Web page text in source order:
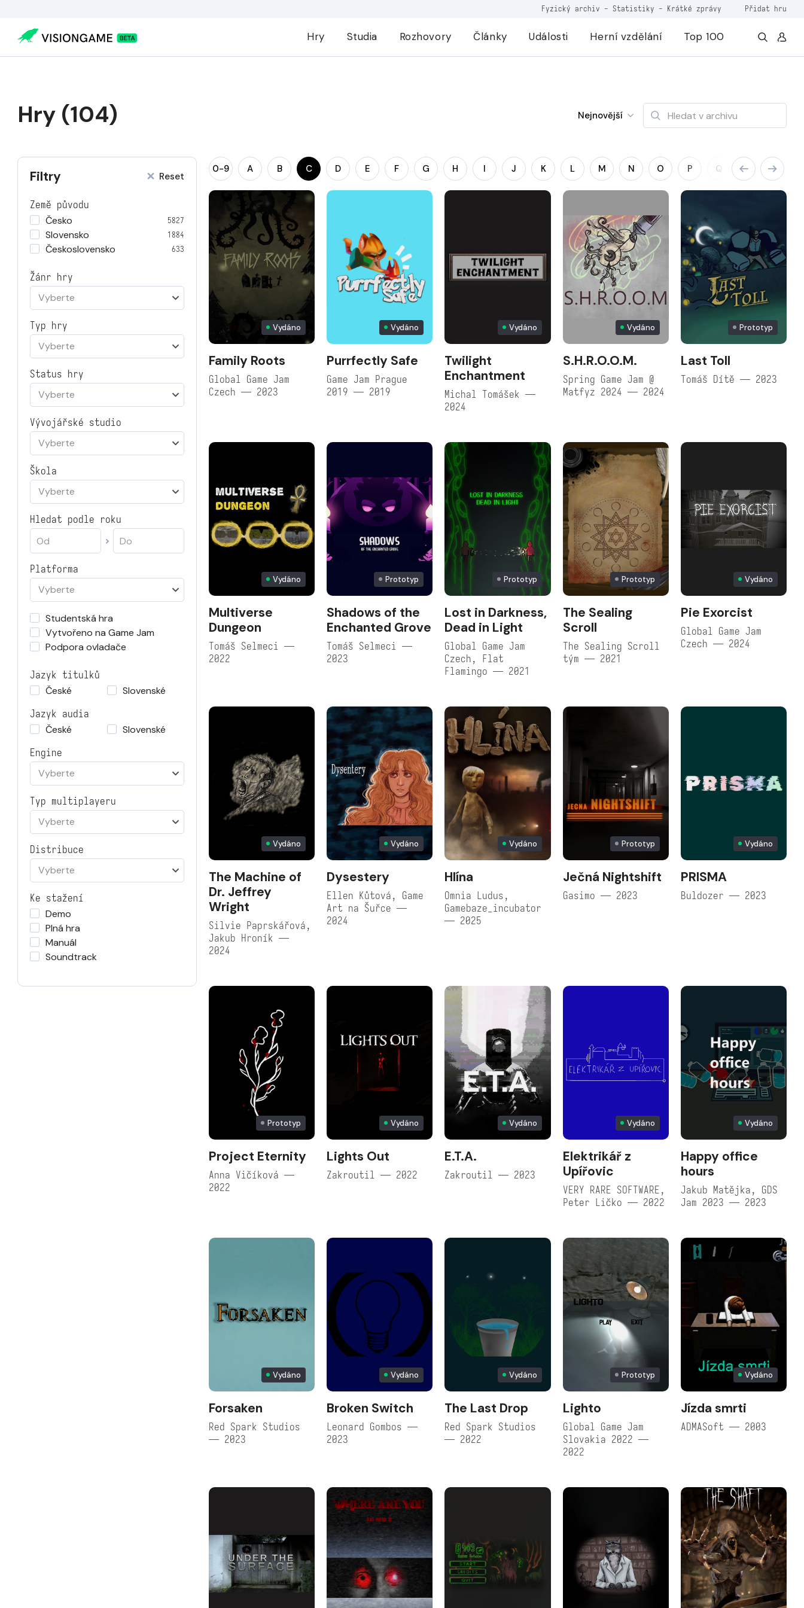
Fyzický archiv - Statistiky - Krátké zprávy Přidat hru
Hry Studia Rozhovory Články Události Herní vzdělání Top 100
Hry (104) Nejnovější
Filtry Reset
Země původu
Česko
5827
Slovensko 1884
Československo 633
Žánr hry
Vyberte
Typ hry
Vyberte
Status hry
Vyberte
Vývojářské studio
Vyberte
Škola
Vyberte
Hledat podle roku
Platforma
Vyberte
Studentská hra
Vytvořeno na Game Jam
Podpora ovladače
Jazyk titulků
České
Slovenské
Jazyk audia
České
Slovenské
Engine
Vyberte
Typ multiplayeru
Vyberte
Distribuce
Vyberte
Ke stažení
Demo
Plná hra
Manuál
Soundtrack
0-9 A B C D E F G H I J K L M N O P Q R S
Vydáno
Family Roots
Global Game Jam
Czech — 2023
Vydáno
Purrfectly Safe
Game Jam Prague
2019 — 2019
Vydáno
Twilight
Enchantment
Michal Tomášek —
2024
Vydáno
S.H.R.O.O.M.
Spring Game Jam @
Matfyz 2024 — 2024
Prototyp
Last Toll
Tomáš Dítě — 2023
Vydáno
Multiverse
Dungeon
Tomáš Selmeci —
2022
Prototyp
Shadows of the
Enchanted Grove
Tomáš Selmeci —
2023
Prototyp
Lost in Darkness,
Dead in Light
Global Game Jam
Czech, Flat
Flamingo — 2021
Prototyp
The Sealing
Scroll
The Sealing Scroll
tým — 2021
Vydáno
Pie Exorcist
Global Game Jam
Czech — 2024
Vydáno
The Machine of
Dr. Jeffrey
Wright
Silvie Paprskářová,
Jakub Hroník —
2024
Vydáno
Dysestery
Ellen Kůtová, Game
Art na Šuřce —
2024
Vydáno
Hlína
Omnia Ludus,
Gamebaze_incubator
— 2025
Prototyp
Ječná Nightshift
Gasimo — 2023
Vydáno
PRISMA
Buldozer — 2023
Prototyp
Project Eternity
Anna Vičíková —
2022
Vydáno
Lights Out
Zakroutil — 2022
Vydáno
E.T.A.
Zakroutil — 2023
Vydáno
Elektrikář z
Upířovic
VERY RARE SOFTWARE,
Peter Ličko — 2022
Vydáno
Happy office
hours
Jakub Matějka, GDS
Jam 2023 — 2023
Vydáno
Forsaken
Red Spark Studios
— 2023
Vydáno
Broken Switch
Leonard Gombos —
2023
Vydáno
The Last Drop
Red Spark Studios
— 2022
Prototyp
Lighto
Global Game Jam
Slovakia 2022 —
2022
Vydáno
Jízda smrti
ADMASoft — 2003